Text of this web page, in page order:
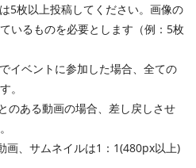
5枚以上投稿してください。画像の
いるものを必要とします（例：5枚
イベントに参加した場合、全ての
。
のある動画の場合、差し戻しさせ
画、サムネイルは1：1(480px以上)